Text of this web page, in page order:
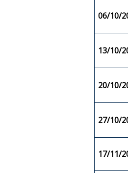
06/10/
13/10/
20/10/
27/10/
17/11/